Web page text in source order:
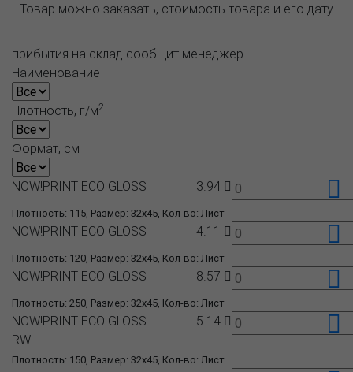
Товар можно заказать, стоимость товара и его дату
прибытия на склад сообщит менеджер.
Наименование
Плотность, г/м2
Формат, см
Плотность: 115, Размер: 32x45, Кол-во: Лист
NOW!PRINT ECO GLOSS 3.94
Плотность: 120, Размер: 32x45, Кол-во: Лист
NOW!PRINT ECO GLOSS 4.11
Плотность: 250, Размер: 32x45, Кол-во: Лист
NOW!PRINT ECO GLOSS 8.57
Плотность: 150, Размер: 32x45, Кол-во: Лист
NOW!PRINT ECO GLOSS
RW
5.14